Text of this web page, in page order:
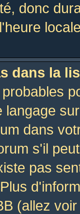
donc
dans la
langage
dans
s'il
pas
(allez